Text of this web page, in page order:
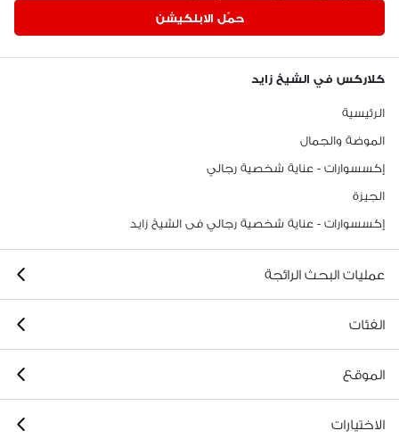
حمّل الابلكيشن
كلاركس في الشيخ زايد
الرئيسية
الموضة والجمال
إكسسوارات - عناية شخصية رجالي
الجيزة
إكسسوارات - عناية شخصية رجالي فى الشيخ زايد
عمليات البحث الرائجة
الفئات
الموقع
الاختيارات